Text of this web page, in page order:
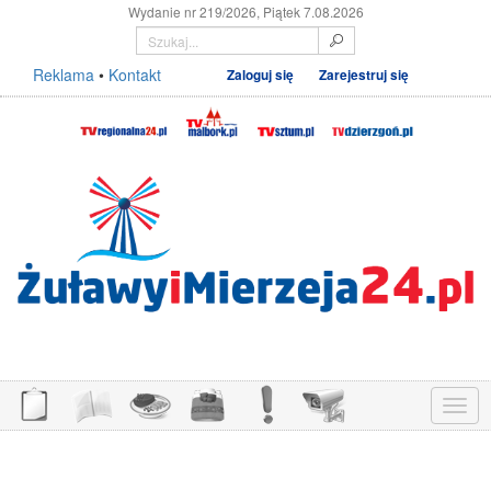
Wydanie nr 219/2026, Piątek 7.08.2026
Reklama • Kontakt Zaloguj się Zarejestruj się
Menu